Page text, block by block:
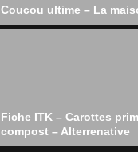
Coucou ultime – La
Fiche ITK – Carottes
compost – Alterrenative